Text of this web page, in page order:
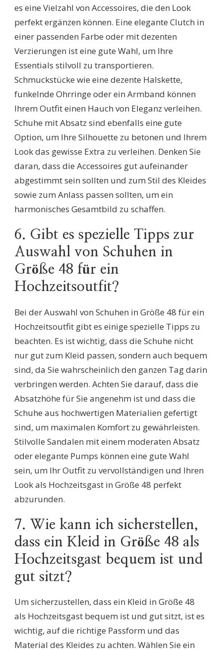
es eine Vielzahl von Accessoires, die den Look
perfekt ergänzen können. Eine elegante Clutch in
einer passenden Farbe oder mit dezenten
Verzierungen ist eine gute Wahl, um Ihre
Essentials stilvoll zu transportieren.
Schmuckstücke wie eine dezente Halskette,
funkelnde Ohrringe oder ein Armband können
Ihrem Outfit einen Hauch von Eleganz verleihen.
Schuhe mit Absatz sind ebenfalls eine gute
Option, um Ihre Silhouette zu betonen und Ihrem
Look das gewisse Extra zu verleihen. Denken Sie
daran, dass die Accessoires gut aufeinander
abgestimmt sein sollten und zum Stil des Kleides
sowie zum Anlass passen sollten, um ein
harmonisches Gesamtbild zu schaffen.
6. Gibt es spezielle Tipps zur
Auswahl von Schuhen in
Größe 48 für ein
Hochzeitsoutfit?
Bei der Auswahl von Schuhen in Größe 48 für ein
Hochzeitsoutfit gibt es einige spezielle Tipps zu
beachten. Es ist wichtig, dass die Schuhe nicht
nur gut zum Kleid passen, sondern auch bequem
sind, da Sie wahrscheinlich den ganzen Tag darin
verbringen werden. Achten Sie darauf, dass die
Absatzhöhe für Sie angenehm ist und dass die
Schuhe aus hochwertigen Materialien gefertigt
sind, um maximalen Komfort zu gewährleisten.
Stilvolle Sandalen mit einem moderaten Absatz
oder elegante Pumps können eine gute Wahl
sein, um Ihr Outfit zu vervollständigen und Ihren
Look als Hochzeitsgast in Größe 48 perfekt
abzurunden.
7. Wie kann ich sicherstellen,
dass ein Kleid in Größe 48 als
Hochzeitsgast bequem ist und
gut sitzt?
Um sicherzustellen, dass ein Kleid in Größe 48
als Hochzeitsgast bequem ist und gut sitzt, ist es
wichtig, auf die richtige Passform und das
Material des Kleides zu achten. Wählen Sie ein